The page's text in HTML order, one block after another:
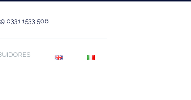
0331 1533 506